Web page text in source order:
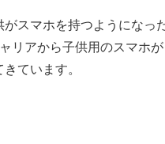
がスマホを持つようになっ
リアから子供用のスマホが
ています。